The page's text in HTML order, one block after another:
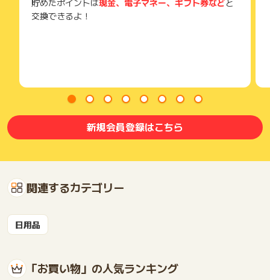
交換できるよ！
新規会員登録はこちら
関連するカテゴリー
日用品
「お買い物」の人気ランキング